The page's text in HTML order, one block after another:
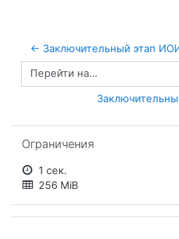
← Заключительный этап
Перейти на...
Ограничения
1 сек.
256 MiB